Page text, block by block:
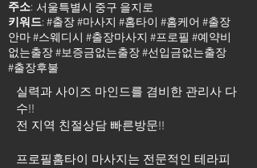
주소:
키워드: #출장 #마사지 #홈타이 #홈케어 #출장
안마 #스웨디시 #출장마사지 #프로필 #예약비
없는출장 #보증금없는출장 #선입금없는출장
#출장후불
서울특별시 중구 을지로
실력과 사이즈 마인드를 겸비한 관리사 다
수!!
전 지역 친절상담 빠른방문!!
프로필홈타이 마사지는 전문적인 테라피